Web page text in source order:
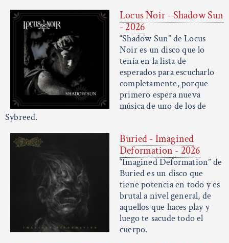
Locus Noir - Shadow Sun
- 2026
“Shadow Sun” de Locus
Noir es un disco que lo
tenía en la lista de
esperados para escucharlo
completamente, porque
primero espera nueva
música de uno de los de
Sybreed.
Buried - Imagined
Deformation - 2026
“Imagined Deformation” de
Buried es un disco que
tiene potencia en todo y es
brutal a nivel general, de
aquellos que haces play y
luego te sacude todo el
cuerpo.